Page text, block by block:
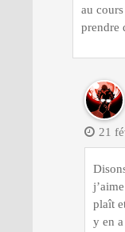
au
prendre
21
plaît
y en